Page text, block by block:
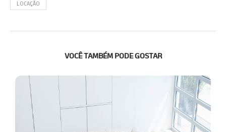
LOCAÇÃO
VOCÊ TAMBÉM PODE GOSTAR